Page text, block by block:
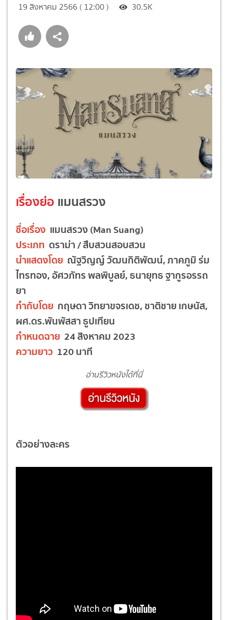
19 สิงหาคม 2566 ( 12:00 ) 30.5K
เรื่องย่อ แมนสรวง
ชื่อเรื่อง แมนสรวง (Man Suang)
ประเภท ดราม่า / สืบสวนสอบสวน
นำแสดงโดย ณัฐวิญญ์ วัฒนกิติพัฒน์, ภาคภูมิ ร่ม
ไทรทอง, อัศวภัทร พลพิบูลย์, ธนายุทธ ฐากูรอรรถ
ยา
กำกับโดย กฤษดา วิทยาขจรเดช, ชาติชาย เกษนัส,
ผศ.ดร.พันพัสสา ธูปเทียน
กำหนดฉาย 24 สิงหาคม 2023
ความยาว 120 นาที
อ่านรีวิวหนังได้ที่นี่
ตัวอย่างละคร